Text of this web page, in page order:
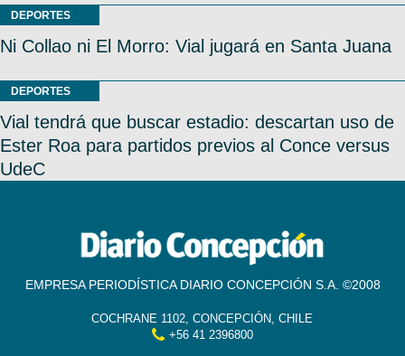
DEPORTES
Ni Collao ni El Morro: Vial jugará en Santa Juana
DEPORTES
Vial tendrá que buscar estadio: descartan uso de
Ester Roa para partidos previos al Conce versus
UdeC
EMPRESA PERIODÍSTICA DIARIO CONCEPCIÓN S.A. ©2008
COCHRANE 1102, CONCEPCIÓN, CHILE
+56 41 2396800